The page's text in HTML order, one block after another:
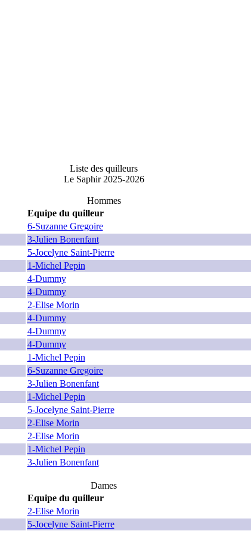
Liste des quilleurs
Le Saphir 2025-2026
Hommes
Equipe du quilleur
6-Suzanne Gregoire
3-Julien Bonenfant
5-Jocelyne Saint-Pierre
1-Michel Pepin
4-Dummy
4-Dummy
2-Elise Morin
4-Dummy
4-Dummy
4-Dummy
1-Michel Pepin
6-Suzanne Gregoire
3-Julien Bonenfant
1-Michel Pepin
5-Jocelyne Saint-Pierre
2-Elise Morin
2-Elise Morin
1-Michel Pepin
3-Julien Bonenfant
Dames
Equipe du quilleur
2-Elise Morin
5-Jocelyne Saint-Pierre